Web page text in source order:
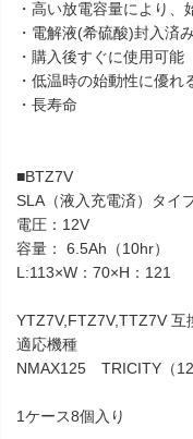
・高い放電容量により、
・電解液(希硫酸)封入済
・購入後すぐに使用可能
・低温時の始動性に優れ
・長寿命
■BTZ7V
SLA（液入充電済）タイ
電圧：12V
容量： 6.5Ah（10hr）
L:113×W：70×H：121
YTZ7V,FTZ7V,TTZ7V 互
適応機種
NMAX125 TRICITY（
1ケース8個入り